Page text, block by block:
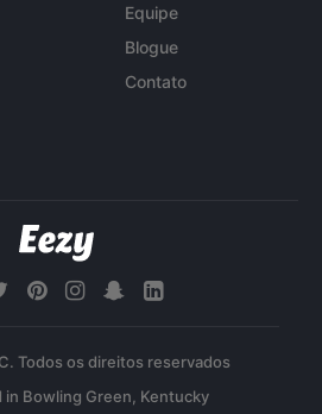
Equipe
Blogue
Contato
Todos os direitos reservados